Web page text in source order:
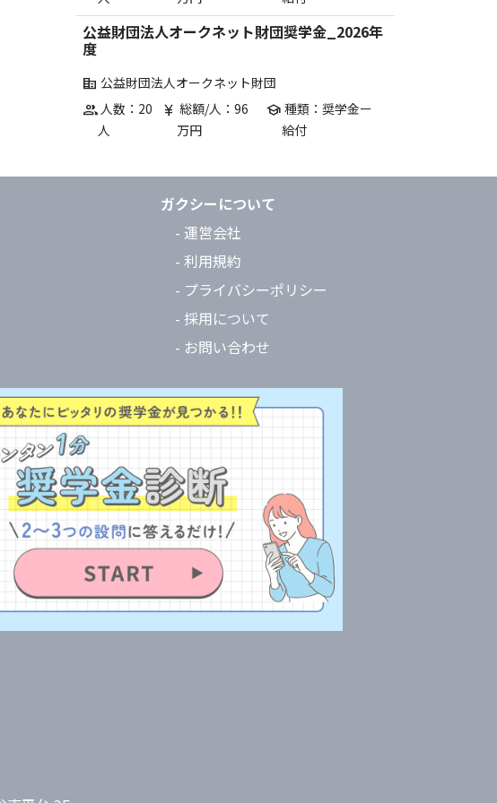
公益財団法人オークネット財団奨学金_2026年
度
corporate_fare 公益財団法人オークネット財団
group 人数：20
人
currency_yen 総額/人：96
万円
school 種類：奨学金ー
給付
ガクシーについて
- 運営会社
- 利用規約
- プライバシーポリシー
- 採用について
- お問い合わせ